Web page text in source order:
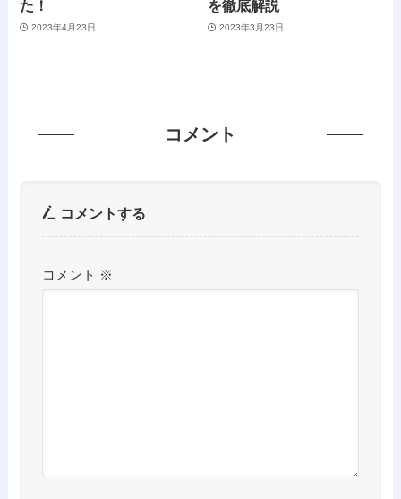
た！
2023年4月23日
を徹底解説
2023年3月23日
コメント
コメントする
コメント ※